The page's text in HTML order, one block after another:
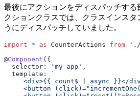
最後にアクションをディスパッチする
クションクラスでは、クラスインスタ
うにディスパッチしていました。
import * as CounterActions from './
@Component ({
  selector:
'my-app' ,
  template:
`
<div>{{ count$ | async }}</
<button